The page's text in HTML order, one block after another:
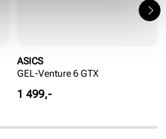
ASICS
GEL-Venture 6 GTX
Pris
1 499,-